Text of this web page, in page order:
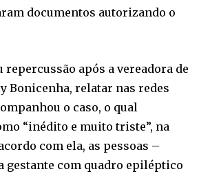
documentos autorizando o
repercussão após a vereadora de
Bonicenha, relatar nas redes
o caso, o qual
“inédito e muito triste”, na
com ela, as pessoas –
gestante com quadro epiléptico